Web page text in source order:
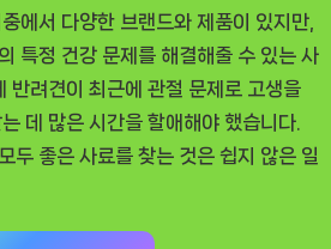
절
+다
이
어
트,
에서 다양한 브랜드와 제품이 있지만,
특정 건강 문제를 해결해줄 수 있는 사
반려견이 최근에 관절 문제로 고생을
데 많은 시간을 할애해야 했습니다.
두 좋은 사료를 찾는 것은 쉽지 않은 일